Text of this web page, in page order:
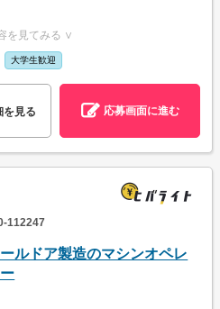
を見てみる ∨
大学生歓迎
を見る 応募画面に進む
112247
ルドア製造のマシンオペレ